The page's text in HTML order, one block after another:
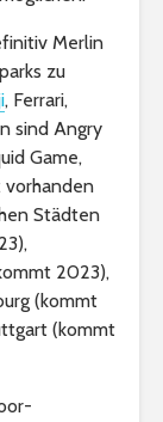
Merlin
zu
, Ferrari,
sind Angry
Game,
vorhanden
Städten
2023),
(kommt
(kommt